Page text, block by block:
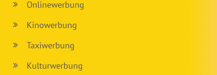
Onlinewerbung
Kinowerbung
Taxiwerbung
Kulturwerbung